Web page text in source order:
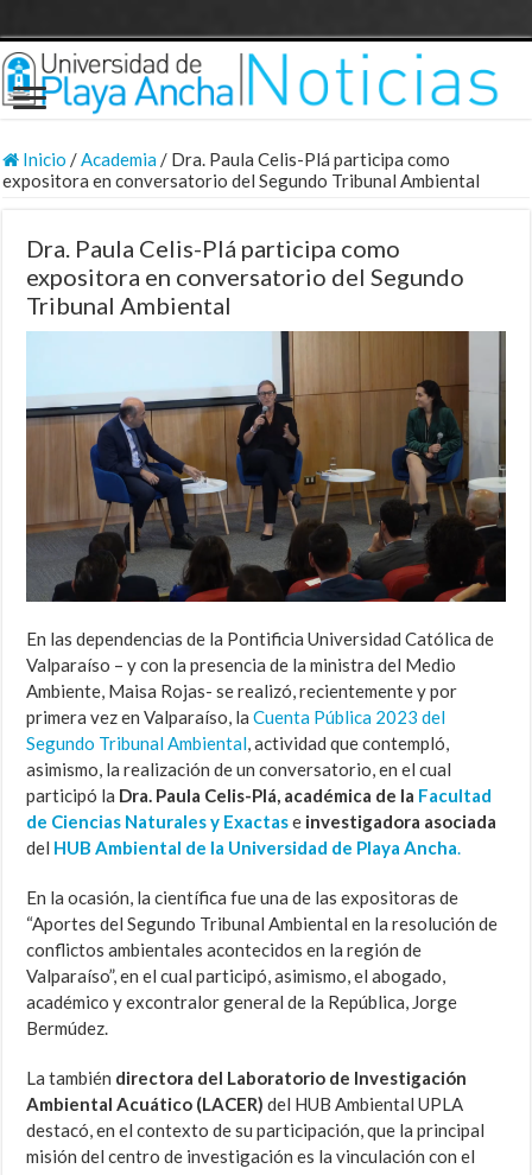
Inicio /Academia/ Dra. Paula Celis-Plá participa como
expositora en conversatorio del Segundo Tribunal Ambiental
Dra. Paula Celis-Plá participa como
expositora en conversatorio del Segundo
Tribunal Ambiental
En las dependencias de la Pontificia Universidad Católica de
Valparaíso – y con la presencia de la ministra del Medio
Ambiente, Maisa Rojas- se realizó, recientemente y por
primera vez en Valparaíso, laCuenta Pública 2023 del
Segundo Tribunal Ambiental, actividad que contempló,
asimismo, la realización de un conversatorio, en el cual
participó la Dra. Paula Celis-Plá, académica de la Facultad
de Ciencias Naturales y Exactase investigadora asociada
del HUB Ambiental de la Universidad de Playa Ancha.
En la ocasión, la científica fue una de las expositoras de
“Aportes del Segundo Tribunal Ambiental en la resolución de
conflictos ambientales acontecidos en la región de
Valparaíso”, en el cual participó, asimismo, el abogado,
académico y excontralor general de la República, Jorge
Bermúdez.
La también directora del Laboratorio de Investigación
Ambiental Acuático (LACER) del HUB Ambiental UPLA
destacó, en el contexto de su participación, que la principal
misión del centro de investigación es la vinculación con el